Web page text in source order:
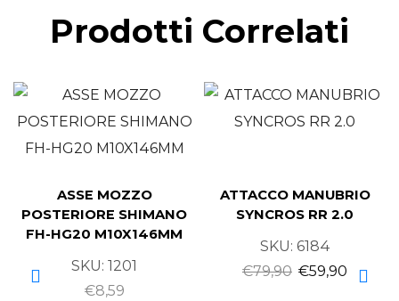
Prodotti Correlati
ASSE MOZZO
POSTERIORE SHIMANO
FH-HG20 M10X146MM
SKU: 1201
€8,59
ATTACCO MANUBRIO
SYNCROS RR 2.0
SKU: 6184
€79,90 €59,90